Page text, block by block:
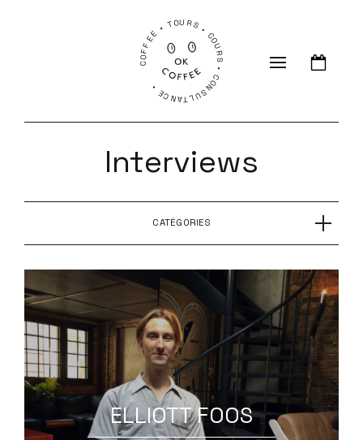
COFFEE • TOURS • COURS • CONSULTANCE •
Interviews
CATÉGORIES
ELLIOTT FOOS